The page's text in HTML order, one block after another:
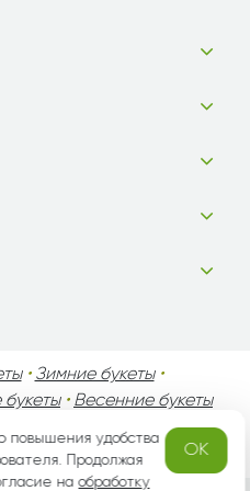
• Зимние букеты•
• Весенние букеты
•
•Праздники!
повышения удобства
Продолжая
наобработку
OK